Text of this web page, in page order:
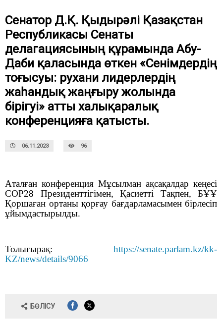
Сенатор Д.Қ. Қыдырәлі Қазақстан
Республикасы Сенаты
делагациясының құрамында Абу-
Даби қаласында өткен «Сенімдердің
тоғысуы: рухани лидерлердің
жаһандық жаңғыру жолында
бірігуі» атты халықаралық
конференцияға қатысты.
06.11.2023 96
Аталған конференция Мұсылман ақсақалдар кеңесі
СОР28 Президенттігімен, Қасиетті Тақпен, БҰҰ
Қоршаған ортаны қорғау бағдарламасымен бірлесіп
ұйымдастырылды.
Толығырақ: https://senate.parlam.kz/kk-
KZ/news/details/9066
БӨЛІСУ